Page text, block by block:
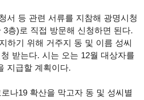
서 등 관련 서류를 지참해 광명시청
3층)로 직접 방문해 신청하면 된다.
하기 위해 거주지 동 및 이름 성씨
받는다. 시는 오는 12월 대상자를
지급할 계획이다.
나19 확산을 막고자 동 및 성씨별